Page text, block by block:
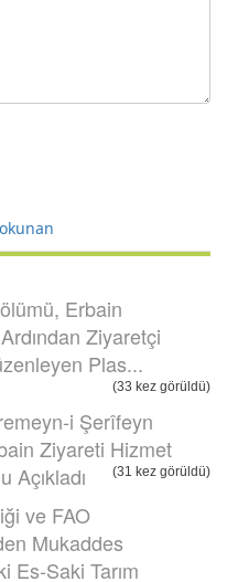
Erbain
Ziyaretçi
Plas...
(33 kez görüldü)
i Şerîfeyn
Ziyareti Hizmet
Açıkladı
(31 kez görüldü)
ve FAO
Mukaddes
Es-Saki Tarım